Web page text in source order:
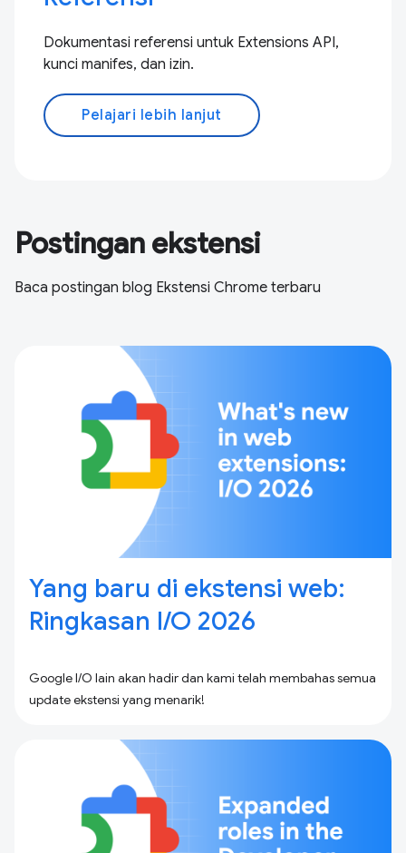
Dokumentasi referensi untuk Extensions API,
kunci manifes, dan izin.
Pelajari lebih lanjut
Postingan ekstensi
Baca postingan blog Ekstensi Chrome terbaru
Yang baru di ekstensi web:
Ringkasan I / O 2026
Google I/O lain akan hadir dan kami telah membahas semua
update ekstensi yang menarik!